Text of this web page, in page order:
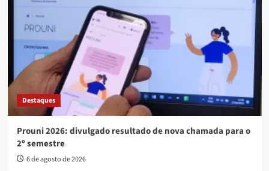
Destaques
Prouni 2026: divulgado resultado de nova chamada para o
2º semestre
6 de agosto de 2026